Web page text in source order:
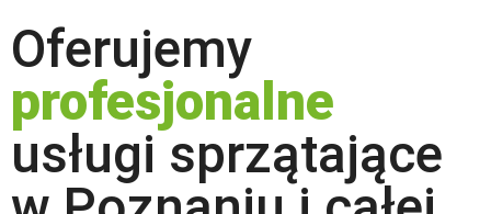
Oferujemy
profesjonalne
usługi sprzątające